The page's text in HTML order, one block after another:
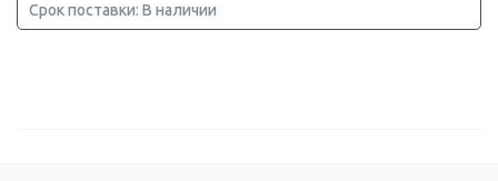
Срок поставки: В наличии